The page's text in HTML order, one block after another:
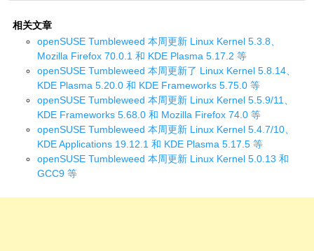
相关文章
openSUSE Tumbleweed 本周更新 Linux Kernel 5.3.8、
Mozilla Firefox 70.0.1 和 KDE Plasma 5.17.2 等
openSUSE Tumbleweed 本周更新了 Linux Kernel 5.8.14、
KDE Plasma 5.20.0 和 KDE Frameworks 5.75.0 等
openSUSE Tumbleweed 本周更新 Linux Kernel 5.5.9/11、
KDE Frameworks 5.68.0 和 Mozilla Firefox 74.0 等
openSUSE Tumbleweed 本周更新 Linux Kernel 5.4.7/10、
KDE Applications 19.12.1 和 KDE Plasma 5.17.5 等
openSUSE Tumbleweed 本周更新 Linux Kernel 5.0.13 和
GCC9 等